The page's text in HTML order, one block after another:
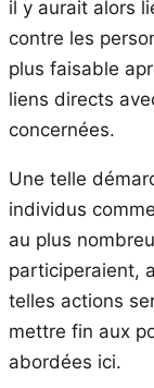
il y aurait alors
contre les
plus faisable
liens directs
concernées.
Une telle
individus
au plus
participeraient,
telles actions
mettre fin aux
abordées ici.